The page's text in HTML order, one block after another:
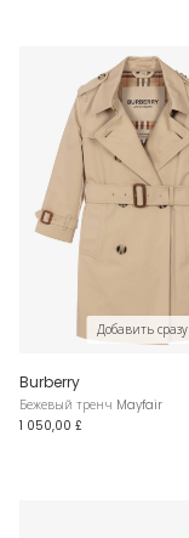
Добавить сразу
Burberry
Бежевый тренч Mayfair
1 050,00 £